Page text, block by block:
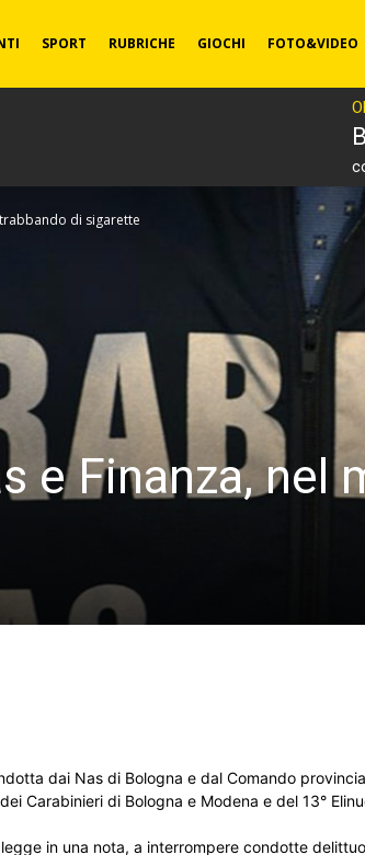
SPORT RUBRICHE GIOCHI FOTO&VIDEO
di sigarette
e Finanza, nel
dai Nas di Bologna e dal Comando
Carabinieri di Bologna e Modena e del 13°
in una nota, a interrompere condotte